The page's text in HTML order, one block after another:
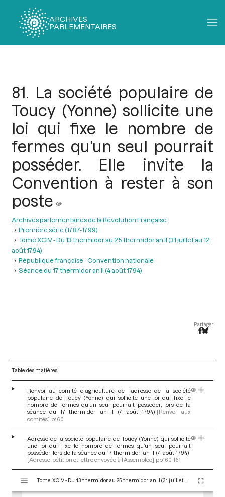
ARCHIVES
PARLEMENTAIRES
81. La société populaire de
Toucy (Yonne) sollicite une
loi qui fixe le nombre de
fermes qu’un seul pourrait
posséder. Elle invite la
Convention à rester à son
poste
Archives parlementaires de la Révolution Française
Première série (1787-1799)
Tome XCIV - Du 13 thermidor au 25 thermidor an II (31 juillet au 12
août 1794)
République française - Convention nationale
Séance du 17 thermidor an II (4 août 1794)
Partager
Table des matières
Renvoi au comité d'agriculture de l'adresse de la société
populaire de Toucy (Yonne) qui sollicite une loi qui fixe le
nombre de fermes qu’un seul pourrait posséder, lors de la
séance du 17 thermidor an II (4 août 1794) [Renvoi aux
comités] p.160
Adresse de la société populaire de Toucy (Yonne) qui sollicite
une loi qui fixe le nombre de fermes qu’un seul pourrait
posséder, lors de la séance du 17 thermidor an II (4 août 1794)
[Adresse, pétition et lettre envoyée à l’Assemblée] pp.160-161
s